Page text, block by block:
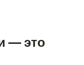
— это